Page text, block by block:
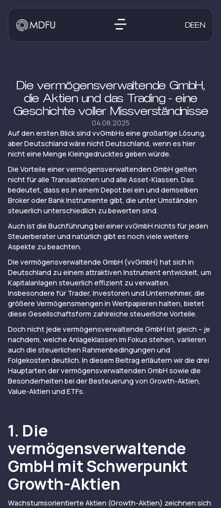
DEEN
Die vermögensverwaltende GmbH,
die Aktien und das Trading - eine
Geschichte voller Missverständnisse
04.08.2025
Auf den ersten Blick sind vvGmbHs eine großartige Lösung,
aber Deutschland wäre nicht Deutschland, wenn es hier
nicht eine Menge Kleingedrucktes geben würde.
Die Vorteile einer vermögensverwaltenden GmbH gelten
nicht für alle Transaktionen und alle Asset-Klassen. Das
bedeutet, dass es in einem Depot bei ein und demselben
Broker oder Bank Instrumente gibt, die unter Umständen
steuerlich unterschiedlich zu bewerten sind.
Auch ist die Buchführung bei einer vvGmbH nichts für jeden
Steuerberater und natürlich gibt es noch viele weitere
Aspekte zu beachten.
Die vermögensverwaltende GmbH (vvGmbH) hat sich in
Deutschland zu einem attraktiven Instrument entwickelt, um
Kapitalanlagen steuerlich effizient zu verwalten.
Insbesondere für Trader, Investoren und Unternehmer, die
größere Vermögensmengen in Wertpapieren halten, bietet
diese Gesellschaftsform zahlreiche steuerliche Vorteile.
Doch nicht jede vermögensverwaltende GmbH ist gleich – je
nachdem, welche Anlageklassen im Fokus stehen, variieren
auch die steuerlichen Rahmenbedingungen und
Folgekosten deutlich. In diesem Beitrag erläutern wir die drei
Hauptarten der vermögensverwaltenden GmbH sowie die
Besonderheiten bei der Besteuerung von Growth-Aktien,
Value-Aktien und ETFs.
1. Die
vermögensverwaltende
GmbH mit Schwerpunkt
Growth-Aktien
Wachstumsorientierte Aktien (Growth-Aktien) zeichnen sich